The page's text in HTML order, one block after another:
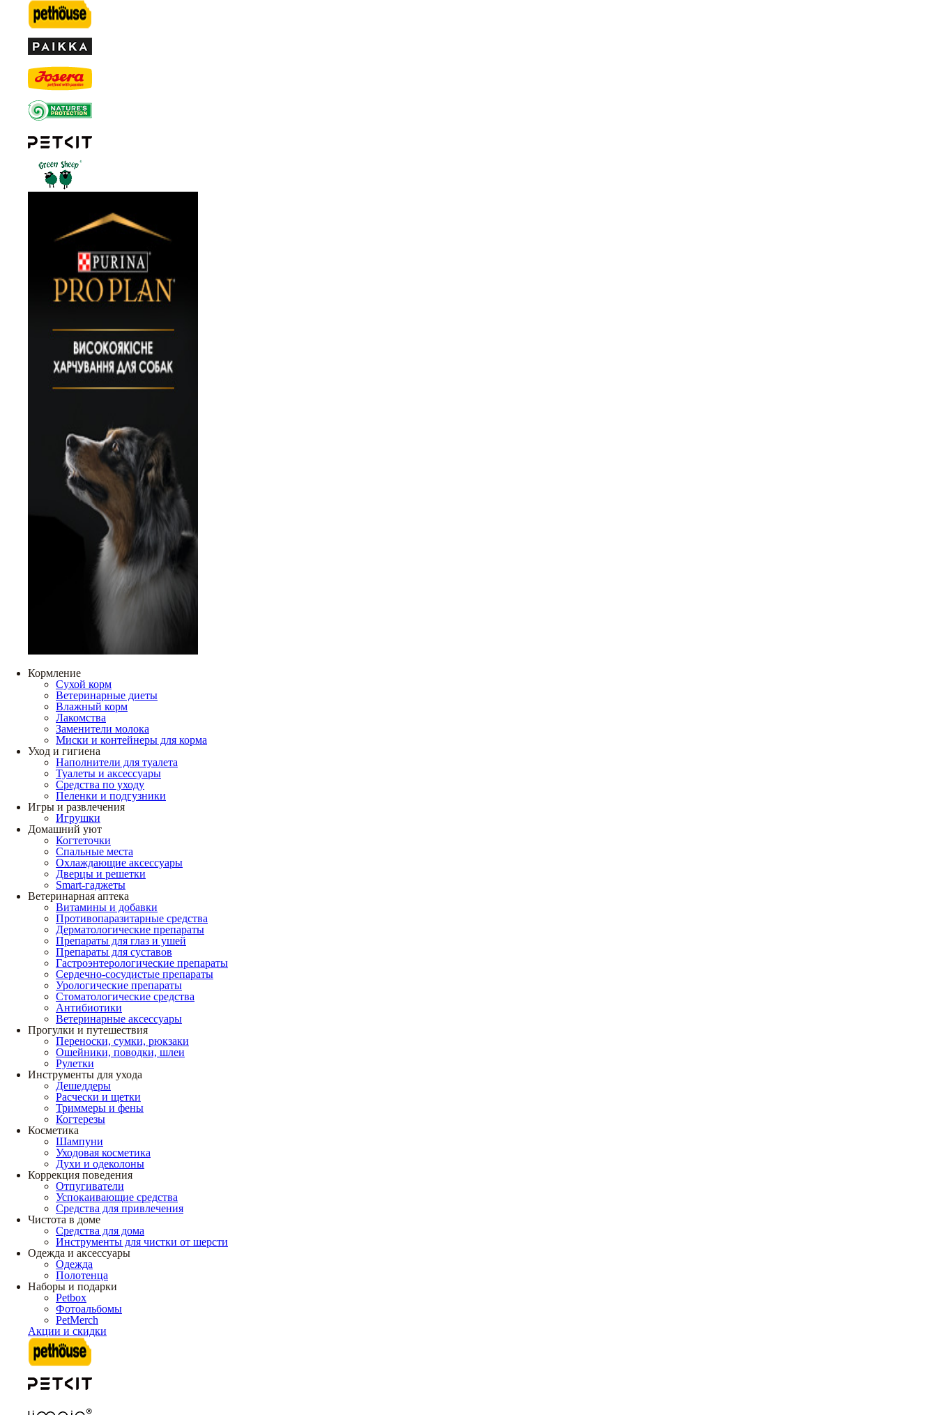
Кормление
Сухой корм
Ветеринарные диеты
Влажный корм
Лакомства
Заменители молока
Миски и контейнеры для корма
Уход и гигиена
Наполнители для туалета
Туалеты и аксессуары
Средства по уходу
Пеленки и подгузники
Игры и развлечения
Игрушки
Домашний уют
Когтеточки
Спальные места
Охлаждающие аксессуары
Дверцы и решетки
Smart-гаджеты
Ветеринарная аптека
Витамины и добавки
Противопаразитарные средства
Дерматологические препараты
Препараты для глаз и ушей
Препараты для суставов
Гастроэнтерологические препараты
Сердечно-сосудистые препараты
Урологические препараты
Стоматологические средства
Антибиотики
Ветеринарные аксессуары
Прогулки и путешествия
Переноски, сумки, рюкзаки
Ошейники, поводки, шлеи
Рулетки
Инструменты для ухода
Дешеддеры
Расчески и щетки
Триммеры и фены
Когтерезы
Косметика
Шампуни
Уходовая косметика
Духи и одеколоны
Коррекция поведения
Отпугиватели
Успокаивающие средства
Средства для привлечения
Чистота в доме
Средства для дома
Инструменты для чистки от шерсти
Одежда и аксессуары
Одежда
Полотенца
Наборы и подарки
Petbox
Фотоальбомы
PetMerch
Акции и скидки